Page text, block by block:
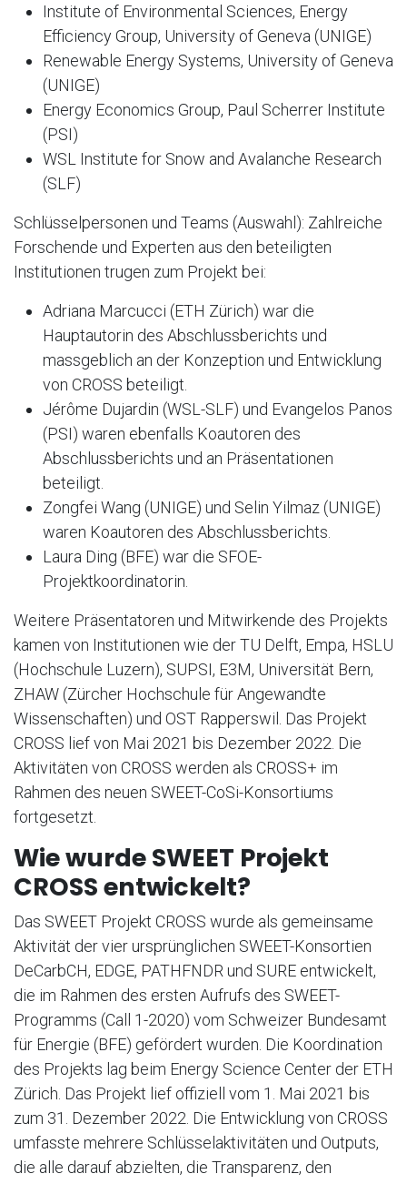
Institute of Environmental Sciences, Energy
Efficiency Group, University of Geneva (UNIGE)
Renewable Energy Systems, University of Geneva
(UNIGE)
Energy Economics Group, Paul Scherrer Institute
(PSI)
WSL Institute for Snow and Avalanche Research
(SLF)
Schlüsselpersonen und Teams (Auswahl): Zahlreiche
Forschende und Experten aus den beteiligten
Institutionen trugen zum Projekt bei:
Adriana Marcucci (ETH Zürich) war die
Hauptautorin des Abschlussberichts und
massgeblich an der Konzeption und Entwicklung
von CROSS beteiligt.
Jérôme Dujardin (WSL-SLF) und Evangelos Panos
(PSI) waren ebenfalls Koautoren des
Abschlussberichts und an Präsentationen
beteiligt.
Zongfei Wang (UNIGE) und Selin Yilmaz (UNIGE)
waren Koautoren des Abschlussberichts.
Laura Ding (BFE) war die SFOE-
Projektkoordinatorin.
Weitere Präsentatoren und Mitwirkende des Projekts
kamen von Institutionen wie der TU Delft, Empa, HSLU
(Hochschule Luzern), SUPSI, E3M, Universität Bern,
ZHAW (Zürcher Hochschule für Angewandte
Wissenschaften) und OST Rapperswil. Das Projekt
CROSS lief von Mai 2021 bis Dezember 2022. Die
Aktivitäten von CROSS werden als CROSS+ im
Rahmen des neuen SWEET-CoSi-Konsortiums
fortgesetzt.
Wie wurde SWEET Projekt
CROSS entwickelt?
Das SWEET Projekt CROSS wurde als gemeinsame
Aktivität der vier ursprünglichen SWEET-Konsortien
DeCarbCH, EDGE, PATHFNDR und SURE entwickelt,
die im Rahmen des ersten Aufrufs des SWEET-
Programms (Call 1-2020) vom Schweizer Bundesamt
für Energie (BFE) gefördert wurden. Die Koordination
des Projekts lag beim Energy Science Center der ETH
Zürich. Das Projekt lief offiziell vom 1. Mai 2021 bis
zum 31. Dezember 2022. Die Entwicklung von CROSS
umfasste mehrere Schlüsselaktivitäten und Outputs,
die alle darauf abzielten, die Transparenz, den